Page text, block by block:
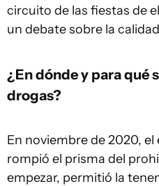
circuito de las fiestas de
un debate sobre la
¿En dónde y para qué
drogas?
En noviembre de 2020,
rompió el prisma del
empezar, permitió la